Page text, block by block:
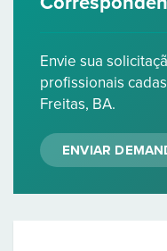
Envie sua
profissionais
Freitas, BA.
ENVIAR